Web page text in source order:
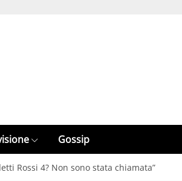
Gossip
Rossi 4? Non sono stata chiamata”